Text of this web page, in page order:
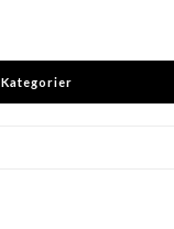
Kategorier